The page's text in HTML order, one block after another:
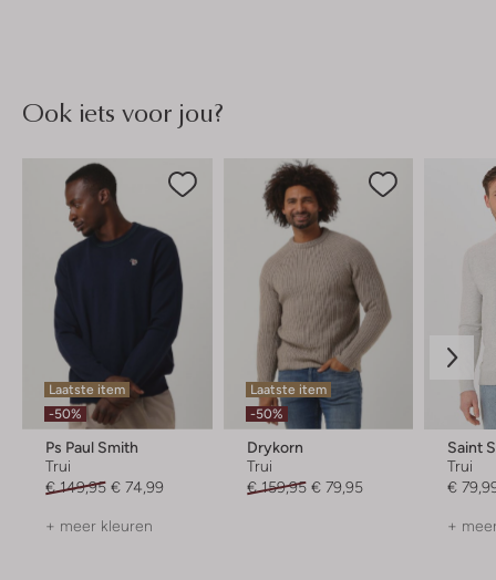
Ook iets voor jou?
Laatste item
-50%
Ps Paul Smith
Trui
€ 149,95 € 74,99
+ meer kleuren
Laatste item
-50%
Drykorn
Trui
€ 159,95 € 79,95
Saint
Trui
€
+